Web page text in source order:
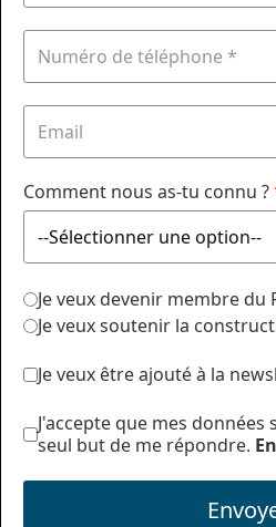
Comment nous as-tu connu ?
Je veux devenir membre du
Je veux soutenir la
Je veux être ajouté à la
J'accepte que mes
seul but de me répondre.